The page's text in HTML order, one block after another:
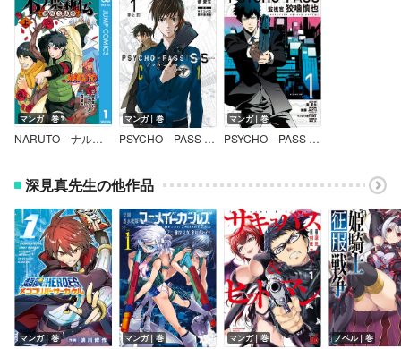
マンガ｜巻
NARUTO―ナルト― 木ノ葉新伝 湯煙忍法帖
マンガ｜巻
PSYCHO－PASS サイコパス Sinners of the System
マンガ｜巻
PSYCHO－PASS サイコパス 監視官 狡噛慎也
深見真先生の他作品
マンガ｜巻 マンガ｜巻 マンガ｜巻 ノベル｜巻